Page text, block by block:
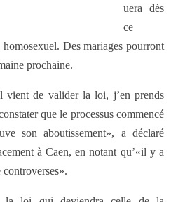
uera dès
ce
Des mariages pourront
prochaine.
vient de valider la loi, j’en prends
que le processus commencé
son aboutissement», a déclaré
à Caen, en notant qu’«il y a